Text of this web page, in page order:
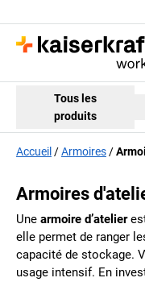
Tous les
produits
Accueil Armoires
Armoires
Une armoire d’atelier
elle permet de ranger
capacité de stockage.
usage intensif. En